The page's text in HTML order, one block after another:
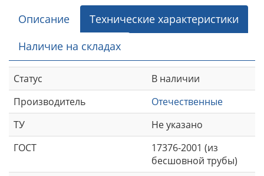
Описание
Технические характеристики
Наличие на складах
Статус
В наличии
Производитель
Отечественные
ТУ
Не указано
ГОСТ
17376-2001 (из
бесшовной трубы)